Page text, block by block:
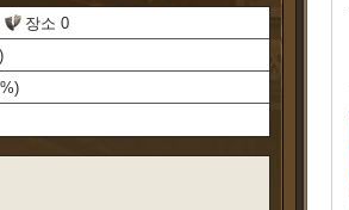
장소 0